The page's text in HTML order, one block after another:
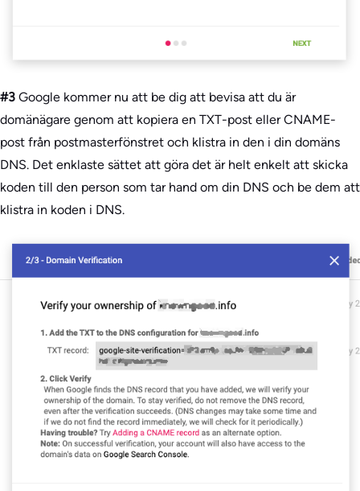
#3 Google kommer nu att be dig att bevisa att du är
domänägare genom att kopiera en TXT-post eller CNAME-
post från postmasterfönstret och klistra in den i din domäns
DNS. Det enklaste sättet att göra det är helt enkelt att skicka
koden till den person som tar hand om din DNS och be dem att
klistra in koden i DNS.